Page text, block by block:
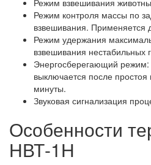
Режим взвешивания
Режим контроля массы по
взвешивания. Применяется
Режим удержания
взвешивания нестабильных
Энергосберегающий режим:
выключается после простоя
минуты.
Звуковая сигнализация
Особенности
НВТ-1Н